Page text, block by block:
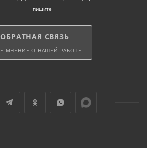
пишите
ОБРАТНАЯ СВЯЗЬ
МНЕНИЕ О НАШЕЙ РАБОТЕ